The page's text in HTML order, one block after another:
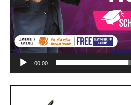
00:00